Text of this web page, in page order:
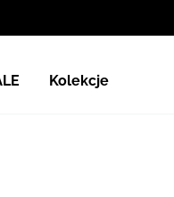
Kolekcje